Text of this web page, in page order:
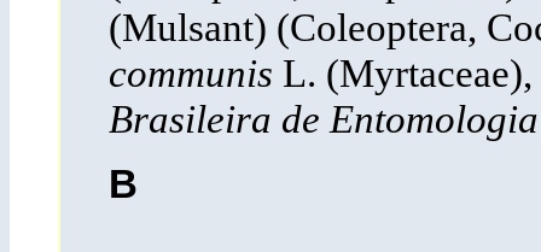
(Mulsant) (Coleoptera,
communis L.
Brasileira de Entomologia
B